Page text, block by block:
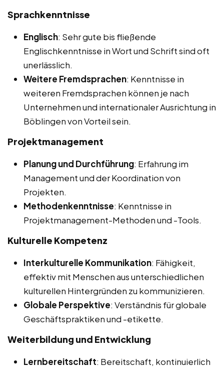
Sprachkenntnisse
Englisch: Sehr gute bis fließende
Englischkenntnisse in Wort und Schrift sind oft
unerlässlich.
Weitere Fremdsprachen: Kenntnisse in
weiteren Fremdsprachen können je nach
Unternehmen und internationaler Ausrichtung in
Böblingen von Vorteil sein.
Projektmanagement
Planung und Durchführung: Erfahrung im
Management und der Koordination von
Projekten.
Methodenkenntnisse: Kenntnisse in
Projektmanagement-Methoden und -Tools.
Kulturelle Kompetenz
Interkulturelle Kommunikation: Fähigkeit,
effektiv mit Menschen aus unterschiedlichen
kulturellen Hintergründen zu kommunizieren.
Globale Perspektive: Verständnis für globale
Geschäftspraktiken und -etikette.
Weiterbildung und Entwicklung
Lernbereitschaft: Bereitschaft, kontinuierlich